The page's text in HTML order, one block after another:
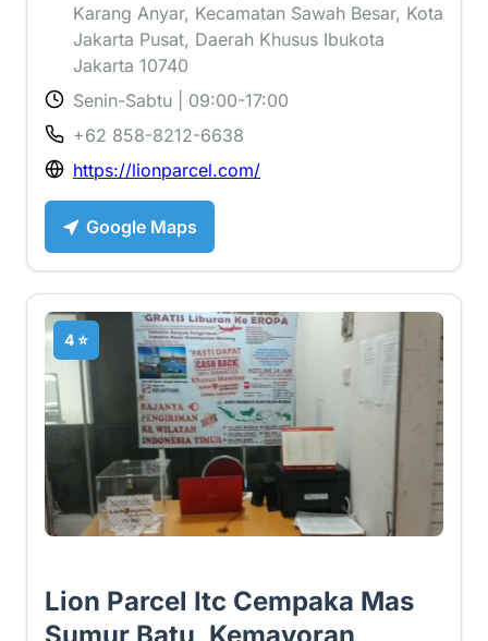
Karang Anyar, Kecamatan Sawah Besar, Kota
Jakarta Pusat, Daerah Khusus Ibukota
Jakarta 10740
Senin-Sabtu | 09:00-17:00
+62 858-8212-6638
https://lionparcel.com/
Google Maps
4 ⭐
Lion Parcel Itc Cempaka Mas